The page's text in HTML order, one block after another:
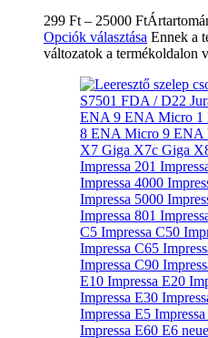
299 Ft – 25000 Ft
Opciók választása Ennek a
változatok a termékoldalon